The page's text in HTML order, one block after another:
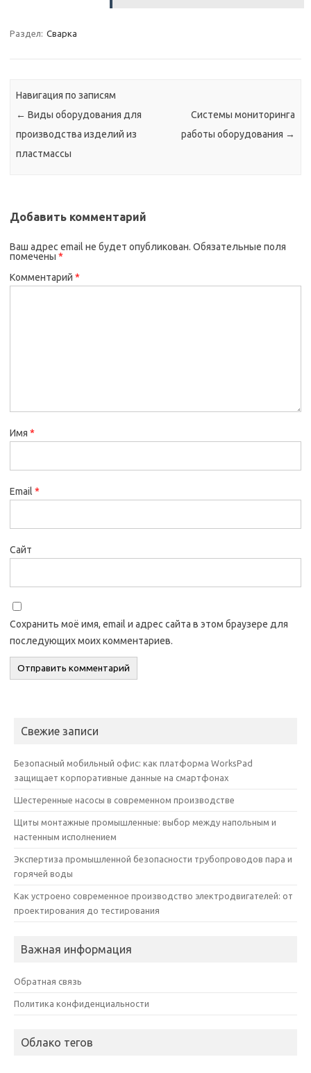
Раздел: Сварка
Навигация по записям
← Виды оборудования для
производства изделий из
пластмассы
Системы мониторинга
работы оборудования →
Добавить комментарий
Ваш адрес email не будет опубликован. Обязательные поля
помечены *
Комментарий *
Имя *
Email *
Сайт
Сохранить моё имя, email и адрес сайта в этом браузере для
последующих моих комментариев.
Свежие записи
Безопасный мобильный офис: как платформа WorksPad
защищает корпоративные данные на смартфонах
Шестеренные насосы в современном производстве
Щиты монтажные промышленные: выбор между напольным и
настенным исполнением
Экспертиза промышленной безопасности трубопроводов пара и
горячей воды
Как устроено современное производство электродвигателей: от
проектирования до тестирования
Важная информация
Обратная связь
Политика конфиденциальности
Облако тегов